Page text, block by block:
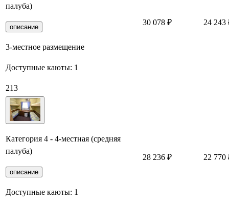
палуба)
описание
3-местное размещение
Доступные каюты: 1
213
30 078 ₽ 24 243
Категория 4 - 4-местная (средняя
палуба)
описание
Доступные каюты: 1
28 236 ₽ 22 770